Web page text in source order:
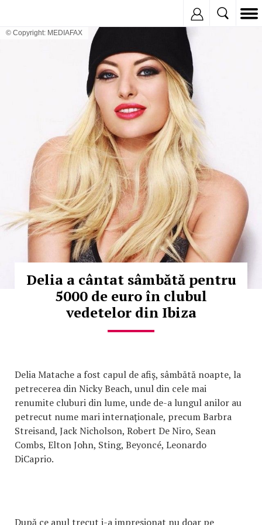
© Copyright: MEDIAFAX
Delia a cântat sâmbătă pentru
5000 de euro în clubul
vedetelor din Ibiza
Delia Matache a fost capul de afiş, sâmbătă noapte, la
petrecerea din Nicky Beach, unul din cele mai
renumite cluburi din lume, unde de-a lungul anilor au
petrecut nume mari internaţionale, precum Barbra
Streisand, Jack Nicholson, Robert De Niro, Sean
Combs, Elton John, Sting, Beyoncé, Leonardo
DiCaprio.
După ce anul trecut i-a impresionat nu doar pe